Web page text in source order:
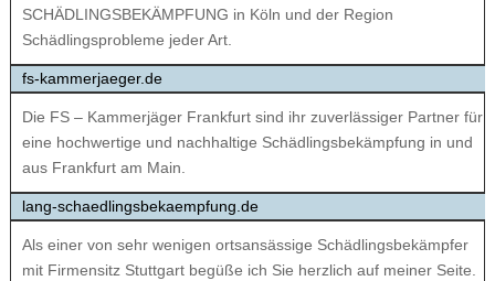
SCHÄDLINGSBEKÄMPFUNG in Köln und der Region
Schädlingsprobleme jeder Art.
fs-kammerjaeger.de
Die FS – Kammerjäger Frankfurt sind ihr zuverlässiger Partner für
eine hochwertige und nachhaltige Schädlingsbekämpfung in und
aus Frankfurt am Main.
lang-schaedlingsbekaempfung.de
Als einer von sehr wenigen ortsansässige Schädlingsbekämpfer
mit Firmensitz Stuttgart begüße ich Sie herzlich auf meiner Seite.